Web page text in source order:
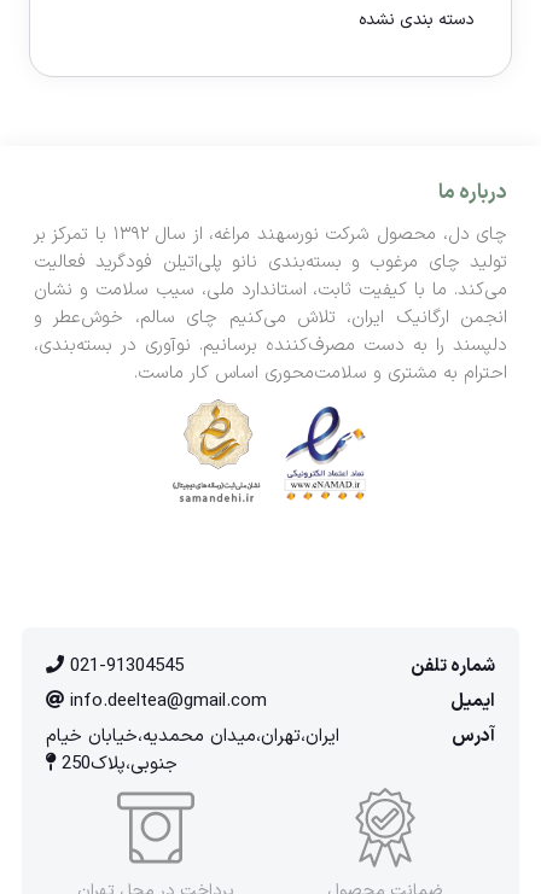
دسته بندی نشده
درباره ما
چای دل، محصول شرکت نورسهند مراغه، از سال ۱۳۹۲ با تمرکز بر
تولید چای مرغوب و بسته‌بندی نانو پلی‌اتیلن فودگرید فعالیت
می‌کند. ما با کیفیت ثابت، استاندارد ملی، سیب سلامت و نشان
انجمن ارگانیک ایران، تلاش می‌کنیم چای سالم، خوش‌عطر و
دلپسند را به دست مصرف‌کننده برسانیم. نوآوری در بسته‌بندی،
احترام به مشتری و سلامت‌محوری اساس کار ماست.
شماره تلفن
021-91304545
ایمیل
info.deeltea@gmail.com
آدرس
ایران،تهران،میدان محمدیه،خیابان خیام
جنوبی،پلاک250